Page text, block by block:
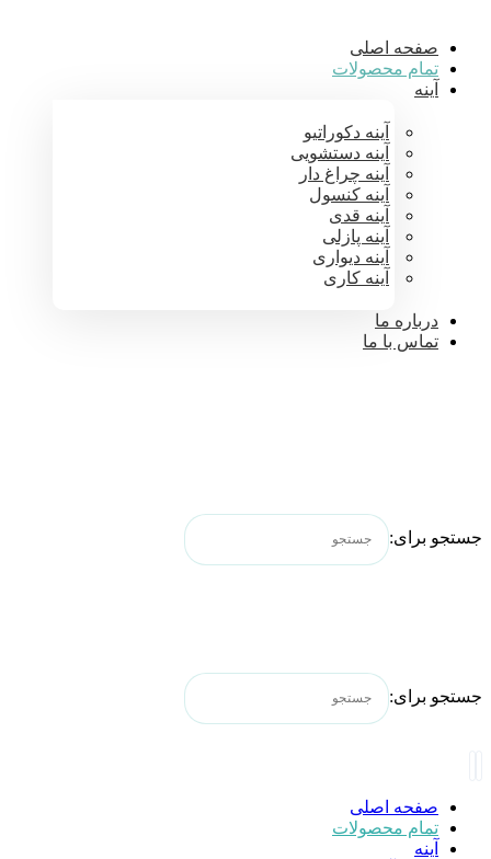
صفحه اصلی
تمام محصولات
آینه
آینه دکوراتیو
آینه دستشویی
آینه چراغ دار
آینه کنسول
آینه قدی
آینه پازلی
آینه دیواری
آینه کاری
درباره ما
تماس با ما
جستجو برای:
جستجو برای:
صفحه اصلی
تمام محصولات
آینه